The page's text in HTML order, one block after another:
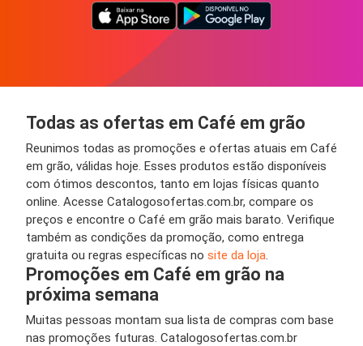
Todas as ofertas em Café em grão
Reunimos todas as promoções e ofertas atuais em Café
em grão, válidas hoje. Esses produtos estão disponíveis
com ótimos descontos, tanto em lojas físicas quanto
online. Acesse Catalogosofertas.com.br, compare os
preços e encontre o Café em grão mais barato. Verifique
também as condições da promoção, como entrega
gratuita ou regras específicas no site da loja
Promoções em Café em grão na
próxima semana
Muitas pessoas montam sua lista de compras com base
nas promoções futuras. Catalogosofertas.com.br